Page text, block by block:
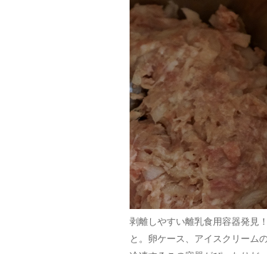
剥離しやすい離乳食用容器発見
と。卵ケース、アイスクリーム